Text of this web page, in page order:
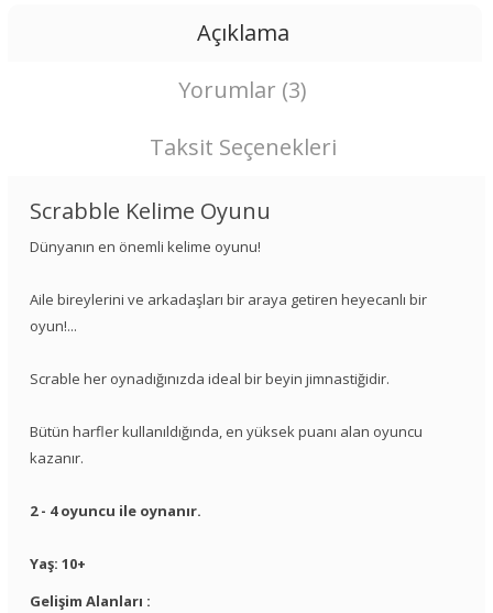
Açıklama
Yorumlar (3)
Taksit Seçenekleri
Scrabble Kelime Oyunu
Dünyanın en önemli kelime oyunu!
Aile bireylerini ve arkadaşları bir araya getiren heyecanlı bir
oyun!...
Scrable her oynadığınızda ideal bir beyin jimnastiğidir.
Bütün harfler kullanıldığında, en yüksek puanı alan oyuncu
kazanır.
2 - 4 oyuncu ile oynanır.
Yaş: 10+
Gelişim Alanları :